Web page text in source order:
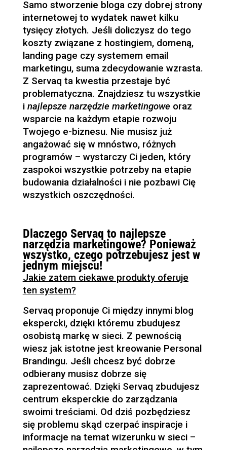
Samo stworzenie bloga czy dobrej strony
internetowej to wydatek nawet kilku
tysięcy złotych. Jeśli doliczysz do tego
koszty związane z hostingiem, domeną,
landing page czy systemem email
marketingu, suma zdecydowanie wzrasta.
Z Servaq ta kwestia przestaje być
problematyczna. Znajdziesz tu wszystkie
i najlepsze narzędzie marketingowe oraz
wsparcie na każdym etapie rozwoju
Twojego e-biznesu. Nie musisz już
angażować się w mnóstwo, różnych
programów – wystarczy Ci jeden, który
zaspokoi wszystkie potrzeby na etapie
budowania działalności i nie pozbawi Cię
wszystkich oszczędności.
Dlaczego Servaq to najlepsze
narzędzia marketingowe? Ponieważ
wszystko, czego potrzebujesz jest w
jednym miejscu!
Jakie zatem ciekawe produkty oferuje
ten system?
Servaq proponuje Ci między innymi blog
ekspercki, dzięki któremu zbudujesz
osobistą markę w sieci. Z pewnością
wiesz jak istotne jest kreowanie Personal
Brandingu. Jeśli chcesz być dobrze
odbierany musisz dobrze się
zaprezentować. Dzięki Servaq zbudujesz
centrum eksperckie do zarządzania
swoimi treściami. Od dziś pozbędziesz
się problemu skąd czerpać inspiracje i
informacje na temat wizerunku w sieci –